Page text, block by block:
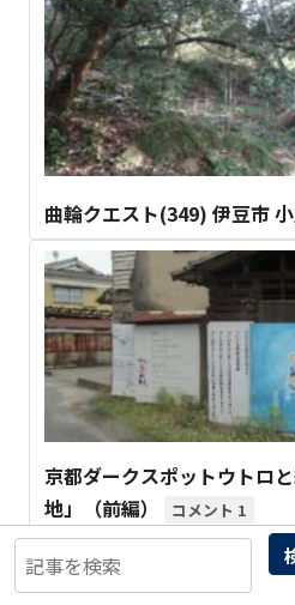
曲輪クエスト(349) 伊豆市
京都ダークスポットウトロ
地」（前編）
1